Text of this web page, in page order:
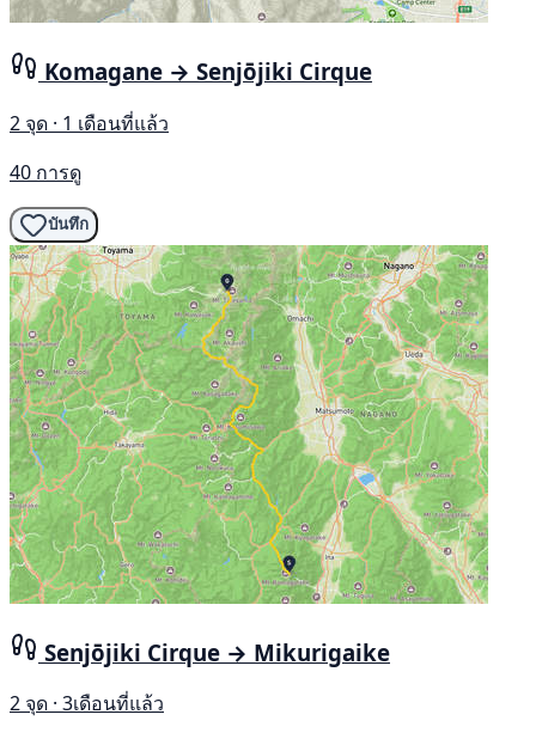
Komagane → Senjōjiki Cirque
2 จุด · 1 เดือนที่แล้ว
40 การดู
บันทึก
Senjōjiki Cirque → Mikurigaike
2 จุด · 3เดือนที่แล้ว